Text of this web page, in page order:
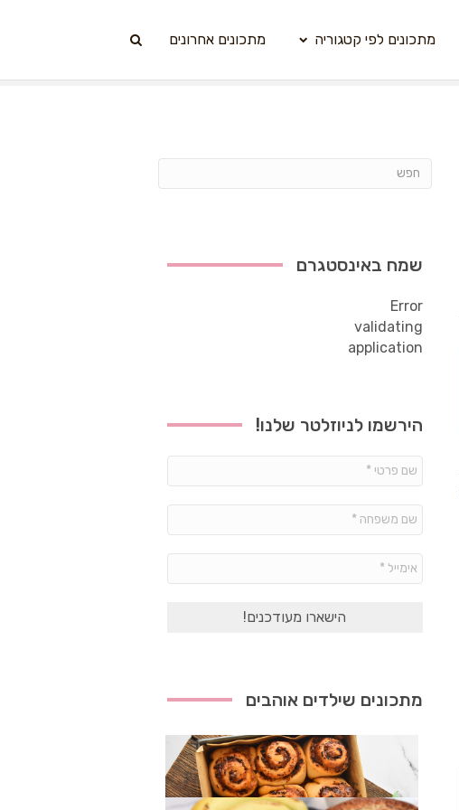
מתכונים לפי קטגוריה מתכונים אחרונים
שמח באינסטגרם
Error
validating
application
הירשמו לניוזלטר שלנו!
פרטי
משפחה
*
מתכונים שילדים אוהבים